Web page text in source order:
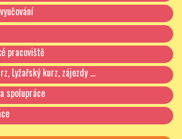
pracoviště
Lyžařský kurz, zájezdy …
spolupráce